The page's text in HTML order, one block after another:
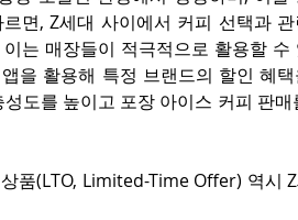
면, Z세대 사이에서 커피 선택과
는 매장들이 적극적으로 활용할 수
을 활용해 특정 브랜드의 할인 혜택
도를 높이고 포장 아이스 커피 판
품(LTO, Limited-Time Offer) 역시